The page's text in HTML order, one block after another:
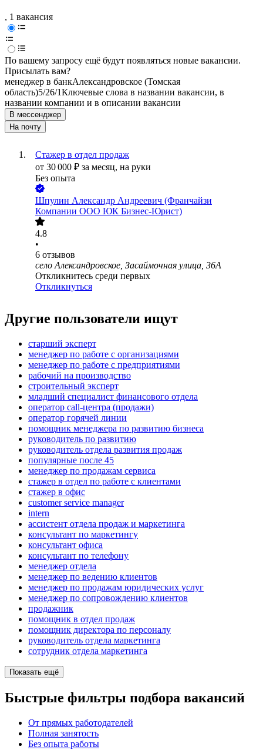
, 1 вакансия
По вашему запросу ещё будут появляться новые вакансии.
Присылать вам?
менеджер в банкАлександровское (Томская
область)5/26/1Ключевые слова в названии вакансии, в
названии компании и в описании вакансии
В мессенджер
На почту
Стажер в отдел продаж
от 30 000 ₽ за месяц, на руки
Без опыта
Шпулин Александр Андреевич (Франчайзи
Компании ООО ЮК Бизнес-Юрист)
4.8
•
6 отзывов
село Александровское, Засаймочная улица, 36А
Откликнитесь среди первых
Откликнуться
Другие пользователи ищут
старший эксперт
менеджер по работе с организациями
менеджер по работе с предприятиями
рабочий на производство
строительный эксперт
младший специалист финансового отдела
оператор call-центра (продажи)
оператор горячей линии
помощник менеджера по развитию бизнеса
руководитель по развитию
руководитель отдела развития продаж
популярные после 45
менеджер по продажам сервиса
стажер в отдел по работе с клиентами
стажер в офис
customer service manager
intern
ассистент отдела продаж и маркетинга
консультант по маркетингу
консультант офиса
консультант по телефону
менеджер отдела
менеджер по ведению клиентов
менеджер по продажам юридических услуг
менеджер по сопровождению клиентов
продажник
помощник в отдел продаж
помощник директора по персоналу
руководитель отдела маркетинга
сотрудник отдела маркетинга
Показать ещё
Быстрые фильтры подбора вакансий
От прямых работодателей
Полная занятость
Без опыта работы